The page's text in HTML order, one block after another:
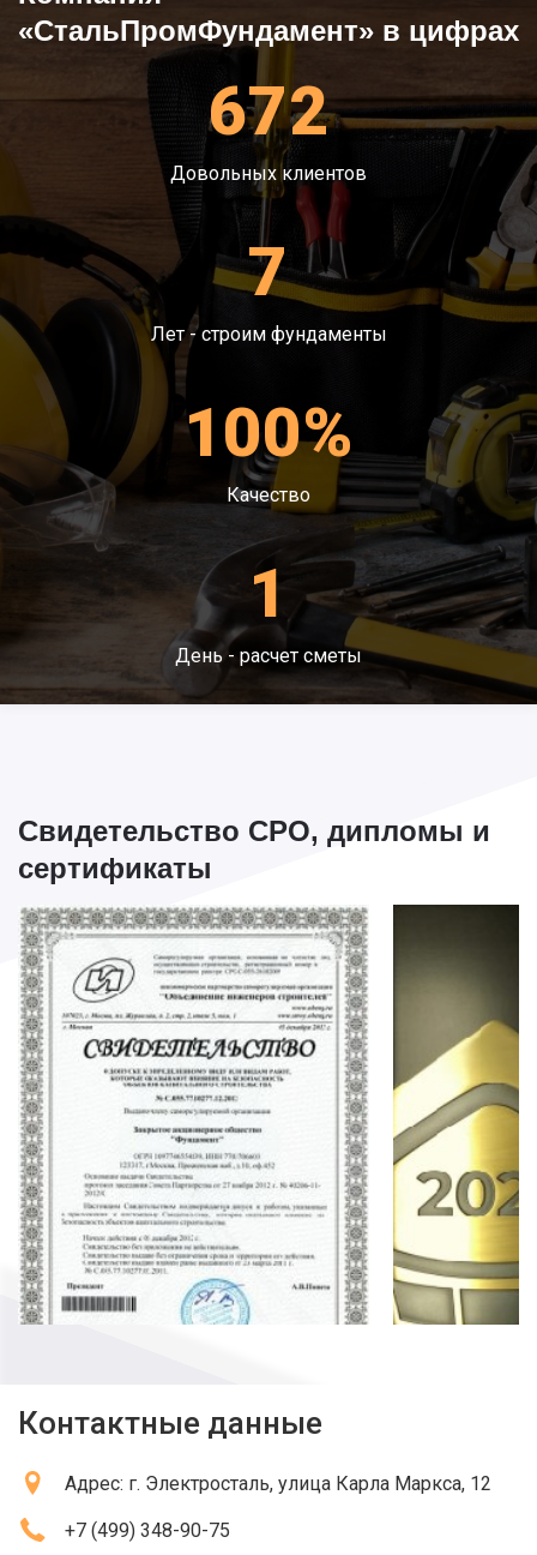
«СтальПромФундамент» в цифрах
672
Довольных клиентов
7
Лет - строим фундаменты
100%
Качество
1
День - расчет сметы
Свидетельство СРО, дипломы и
сертификаты
Контактные данные
Адрес: г. Электросталь, улица Карла Маркса, 12
+7 (499) 348-90-75